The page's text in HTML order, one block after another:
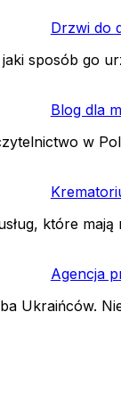
Drzwi do
jaki sposób go
Blog dla
w
które
Agencja
Ukraińców.